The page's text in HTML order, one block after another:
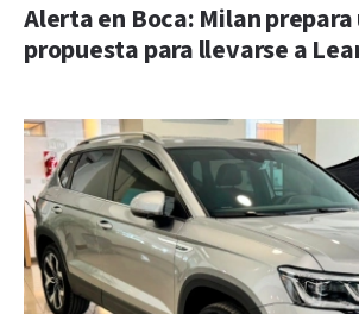
Alerta en Boca: Milan prepara
propuesta para llevarse a